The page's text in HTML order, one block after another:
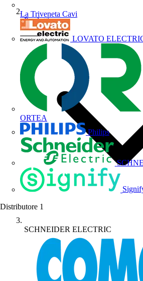
La Triveneta Cavi
LOVATO
ORTEA
Philips
Distributore 1
Prodotti
SCHNEIDER ELECTRIC